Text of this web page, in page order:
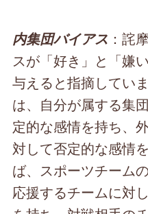
内集団バイアス ：詫
スが「好き」と「嫌
与えると指摘してい
は、自分が属する集
定的な感情を持ち、
対して否定的な感情
ば、スポーツチーム
応援するチームに対